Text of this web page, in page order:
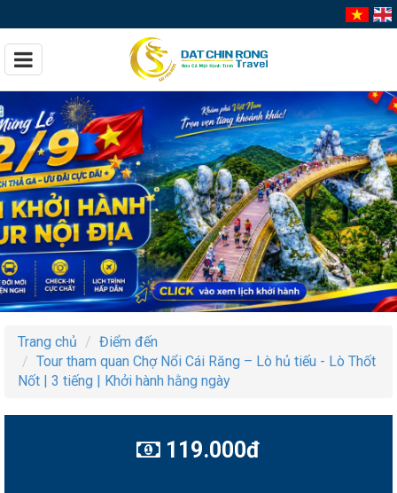
Trang chủ
Điểm đến
Tour tham quan Chợ Nổi Cái Răng – Lò hủ tiếu - Lò Thốt
Nốt | 3 tiếng | Khởi hành hằng ngày
119.000đ